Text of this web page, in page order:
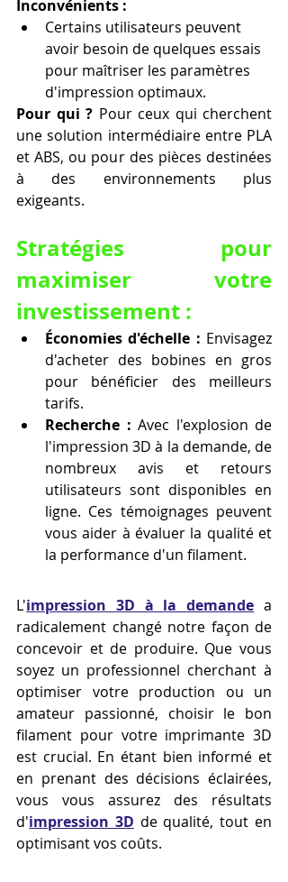
Inconvénients :
Certains utilisateurs peuvent
avoir besoin de quelques essais
pour maîtriser les paramètres
d'impression optimaux.
Pour qui ? Pour ceux qui cherchent
une solution intermédiaire entre PLA
et ABS, ou pour des pièces destinées
à des environnements plus
exigeants.
Stratégies pour
maximiser votre
investissement :
Économies d'échelle : Envisagez
d'acheter des bobines en gros
pour bénéficier des meilleurs
tarifs.
Recherche : Avec l'explosion de
l'impression 3D à la demande, de
nombreux avis et retours
utilisateurs sont disponibles en
ligne. Ces témoignages peuvent
vous aider à évaluer la qualité et
la performance d'un filament.
L'impression 3D à la demande a
radicalement changé notre façon de
concevoir et de produire. Que vous
soyez un professionnel cherchant à
optimiser votre production ou un
amateur passionné, choisir le bon
filament pour votre imprimante 3D
est crucial. En étant bien informé et
en prenant des décisions éclairées,
vous vous assurez des résultats
d'impression 3D de qualité, tout en
optimisant vos coûts.